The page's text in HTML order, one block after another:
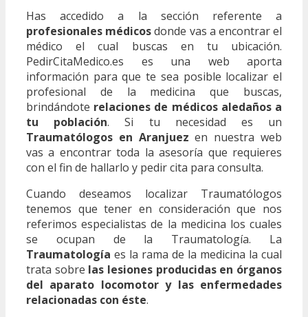
Has accedido a la sección referente a
profesionales médicosdonde vas a encontrar el
médico el cual buscas en tu ubicación.
PedirCitaMedico.es es una web aporta
información para que te sea posible localizar el
profesional de la medicina que buscas,
brindándote relaciones de médicos aledaños a
tu población. Si tu necesidad es un
Traumatólogos en Aranjuez en nuestra web
vas a encontrar toda la asesoría que requieres
con el fin de hallarlo y pedir cita para consulta.
Cuando deseamos localizar Traumatólogos
tenemos que tener en consideración que nos
referimos especialistas de la medicina los cuales
se ocupan de la Traumatología. La
Traumatología es la rama de la medicina la cual
trata sobre las lesiones producidas en órganos
del aparato locomotor y las enfermedades
relacionadas con éste.